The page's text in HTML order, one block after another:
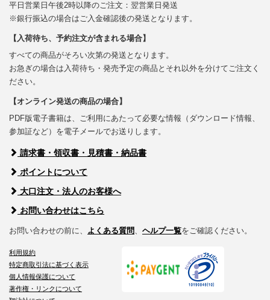
平日営業日午後2時以降のご注文：翌営業日発送
※銀行振込の場合はご入金確認後の発送となります。
【入荷待ち、予約注文が含まれる場合】
すべての商品がそろい次第の発送となります。
お急ぎの場合は入荷待ち・発売予定の商品とそれ以外を分けてご注文く
ださい。
【オンライン発送の商品の場合】
PDF版電子書籍は、ご利用にあたって必要な情報（ダウンロード情報、
参加証など）を電子メールでお送りします。
請求書・領収書・見積書・納品書
ポイントについて
大口注文・法人のお客様へ
お問い合わせはこちら
お問い合わせの前に、 よくある質問、 ヘルプ一覧をご確認ください。
利用規約
特定商取引法に基づく表示
個人情報保護について
著作権・リンクについて